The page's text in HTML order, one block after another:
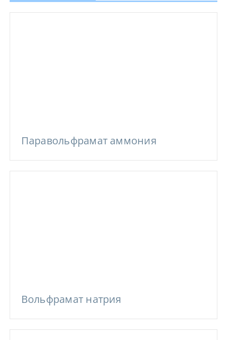
товары
Паравольфрамат аммония
Вольфрамат натрия